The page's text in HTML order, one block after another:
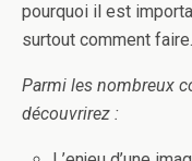
pourquoi il est
surtout comment faire.
Parmi les nombreux
découvrirez :